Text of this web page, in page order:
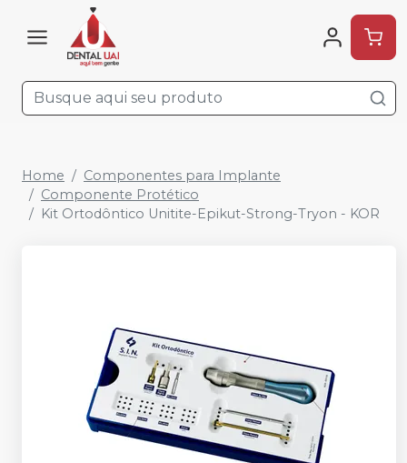
Home
Componentes para Implante
Componente Protético
Kit Ortodôntico Unitite-Epikut-Strong-Tryon - KOR